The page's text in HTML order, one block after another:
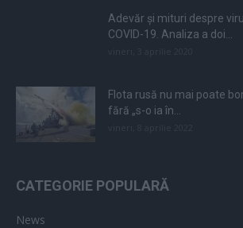
Adevăr și mituri despre
COVID-19. Analiza a doi...
Flota rusă nu mai poate
fără „s-o ia în...
CATEGORIE POPULARĂ
News